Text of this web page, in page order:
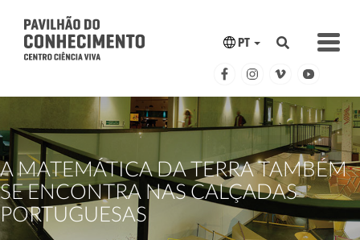
PT
A MATEMÁTICA DA TERRA TAMBÉM
SE ENCONTRA NAS CALÇADAS
PORTUGUESAS